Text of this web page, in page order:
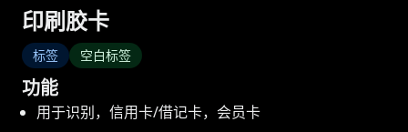
印刷胶卡
标签 空白标签
功能
用于识别，信用卡/借记卡，会员卡